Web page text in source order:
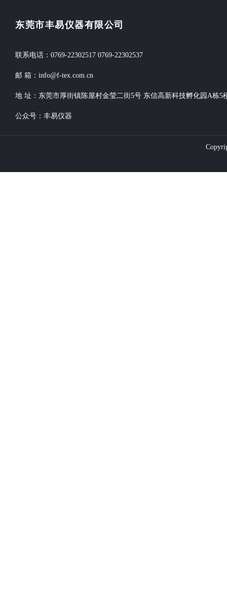
东莞市丰易仪器有限公司
联系电话：0769-22302517 0769-22302537
邮 箱：info@f-tex.com.cn
地 址：东莞市厚街镇陈屋村金莹二街5号 东信高新科技孵化园A栋5
公众号：丰易仪器